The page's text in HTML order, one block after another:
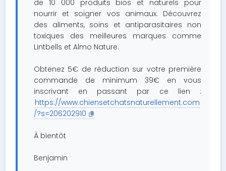
de 10 000 produits bios et naturels pour
nourrir et soigner vos animaux. Découvrez
des aliments, soins et antiparasitaires non
toxiques des meilleures marques comme
Lintbells et Almo Nature.
Obtenez 5€ de réduction sur votre première
commande de minimum 39€ en vous
inscrivant en passant par ce lien :
https://www.chiensetchatsnaturellement.com
/?s=206202910
À bientôt
Benjamin